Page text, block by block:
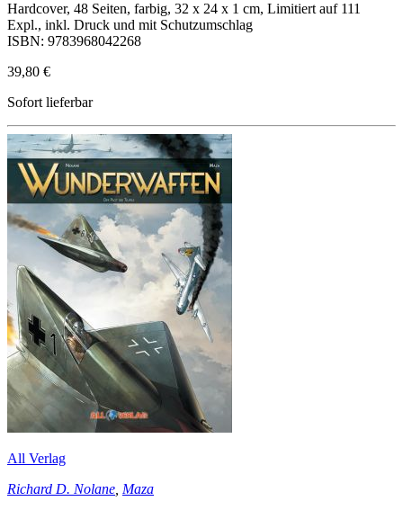
Hardcover, 48 Seiten, farbig, 32 x 24 x 1 cm, Limitiert auf 111
Expl., inkl. Druck und mit Schutzumschlag
ISBN: 9783968042268
39,80 €
Sofort lieferbar
All Verlag
Richard D. Nolane Maza